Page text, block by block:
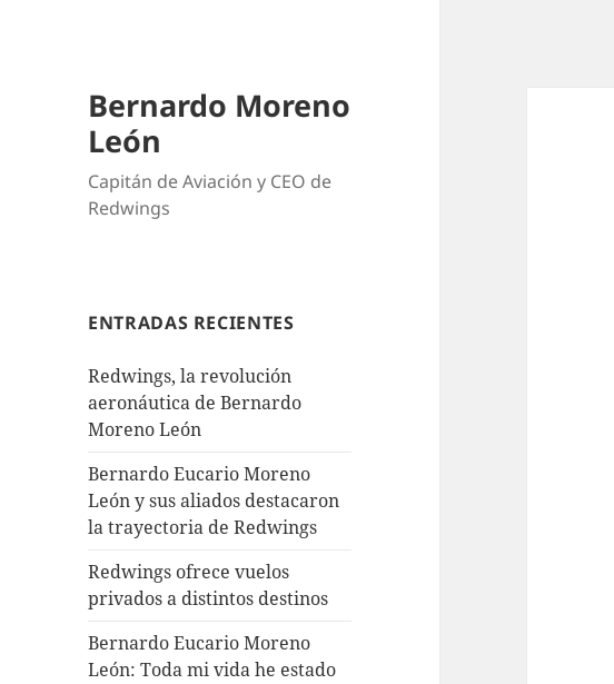
Bernardo Moreno
León
Capitán de Aviación y CEO de
Redwings
ENTRADAS RECIENTES
Redwings, la revolución
aeronáutica de Bernardo
Moreno León
Bernardo Eucario Moreno
León y sus aliados destacaron
la trayectoria de Redwings
Redwings ofrece vuelos
privados a distintos destinos
Bernardo Eucario Moreno
León: Toda mi vida he estado